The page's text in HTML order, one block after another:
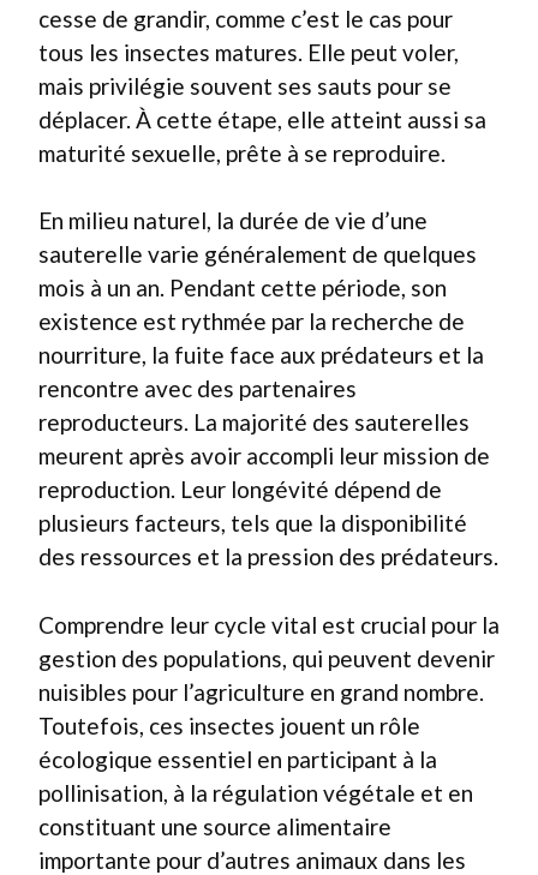
cesse de grandir, comme c’est le cas pour
tous les insectes matures. Elle peut voler,
mais privilégie souvent ses sauts pour se
déplacer. À cette étape, elle atteint aussi sa
maturité sexuelle, prête à se reproduire.
En milieu naturel, la durée de vie d’une
sauterelle varie généralement de quelques
mois à un an. Pendant cette période, son
existence est rythmée par la recherche de
nourriture, la fuite face aux prédateurs et la
rencontre avec des partenaires
reproducteurs. La majorité des sauterelles
meurent après avoir accompli leur mission de
reproduction. Leur longévité dépend de
plusieurs facteurs, tels que la disponibilité
des ressources et la pression des prédateurs.
Comprendre leur cycle vital est crucial pour la
gestion des populations, qui peuvent devenir
nuisibles pour l’agriculture en grand nombre.
Toutefois, ces insectes jouent un rôle
écologique essentiel en participant à la
pollinisation, à la régulation végétale et en
constituant une source alimentaire
importante pour d’autres animaux dans les